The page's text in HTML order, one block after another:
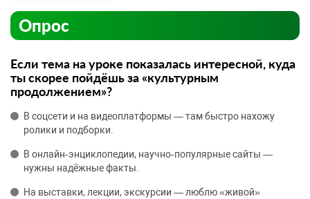
Опрос
Если тема на уроке показалась интересной, куда
ты скорее пойдёшь за «культурным
продолжением»?
В соцсети и на видеоплатформы — там быстро нахожу
ролики и подборки.
В онлайн‑энциклопедии, научно‑популярные сайты —
нужны надёжные факты.
На выставки, лекции, экскурсии — люблю «живой»